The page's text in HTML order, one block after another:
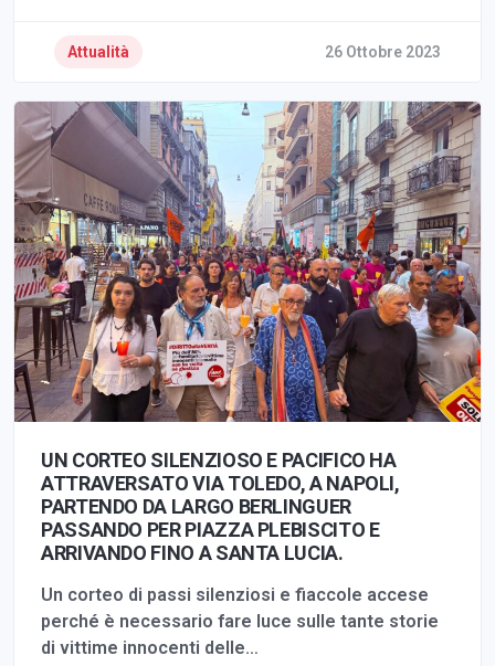
Attualità 26 Ottobre 2023
UN CORTEO SILENZIOSO E PACIFICO HA
ATTRAVERSATO VIA TOLEDO, A NAPOLI,
PARTENDO DA LARGO BERLINGUER
PASSANDO PER PIAZZA PLEBISCITO E
ARRIVANDO FINO A SANTA LUCIA.
Un corteo di passi silenziosi e fiaccole accese
perché è necessario fare luce sulle tante storie
di vittime innocenti delle…